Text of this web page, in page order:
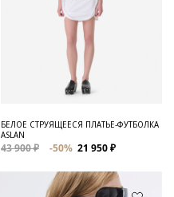
БЕЛОЕ СТРУЯЩЕЕСЯ ПЛАТЬЕ-ФУТБОЛКА
ASLAN
43 900 ₽ -50% 21 950 ₽